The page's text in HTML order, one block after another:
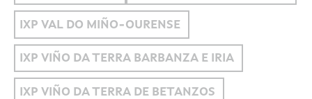
IXP VAL DO MIÑO-OURENSE
IXP VIÑO DA TERRA BARBANZA E IRIA
IXP VIÑO DA TERRA DE BETANZOS